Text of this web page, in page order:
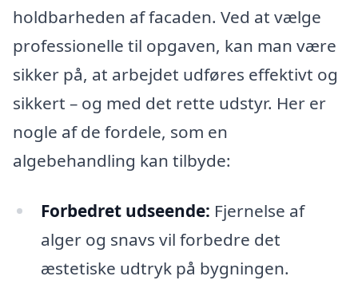
holdbarheden af facaden. Ved at vælge
professionelle til opgaven, kan man være
sikker på, at arbejdet udføres effektivt og
sikkert – og med det rette udstyr. Her er
nogle af de fordele, som en
algebehandling kan tilbyde:
Forbedret udseende: Fjernelse af
alger og snavs vil forbedre det
æstetiske udtryk på bygningen.